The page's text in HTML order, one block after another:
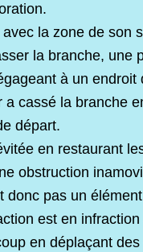
la zone de son
la branche, une
à un endroit
a cassé la branche
départ.
en restaurant
obstruction
donc pas un
est en
en déplaçant